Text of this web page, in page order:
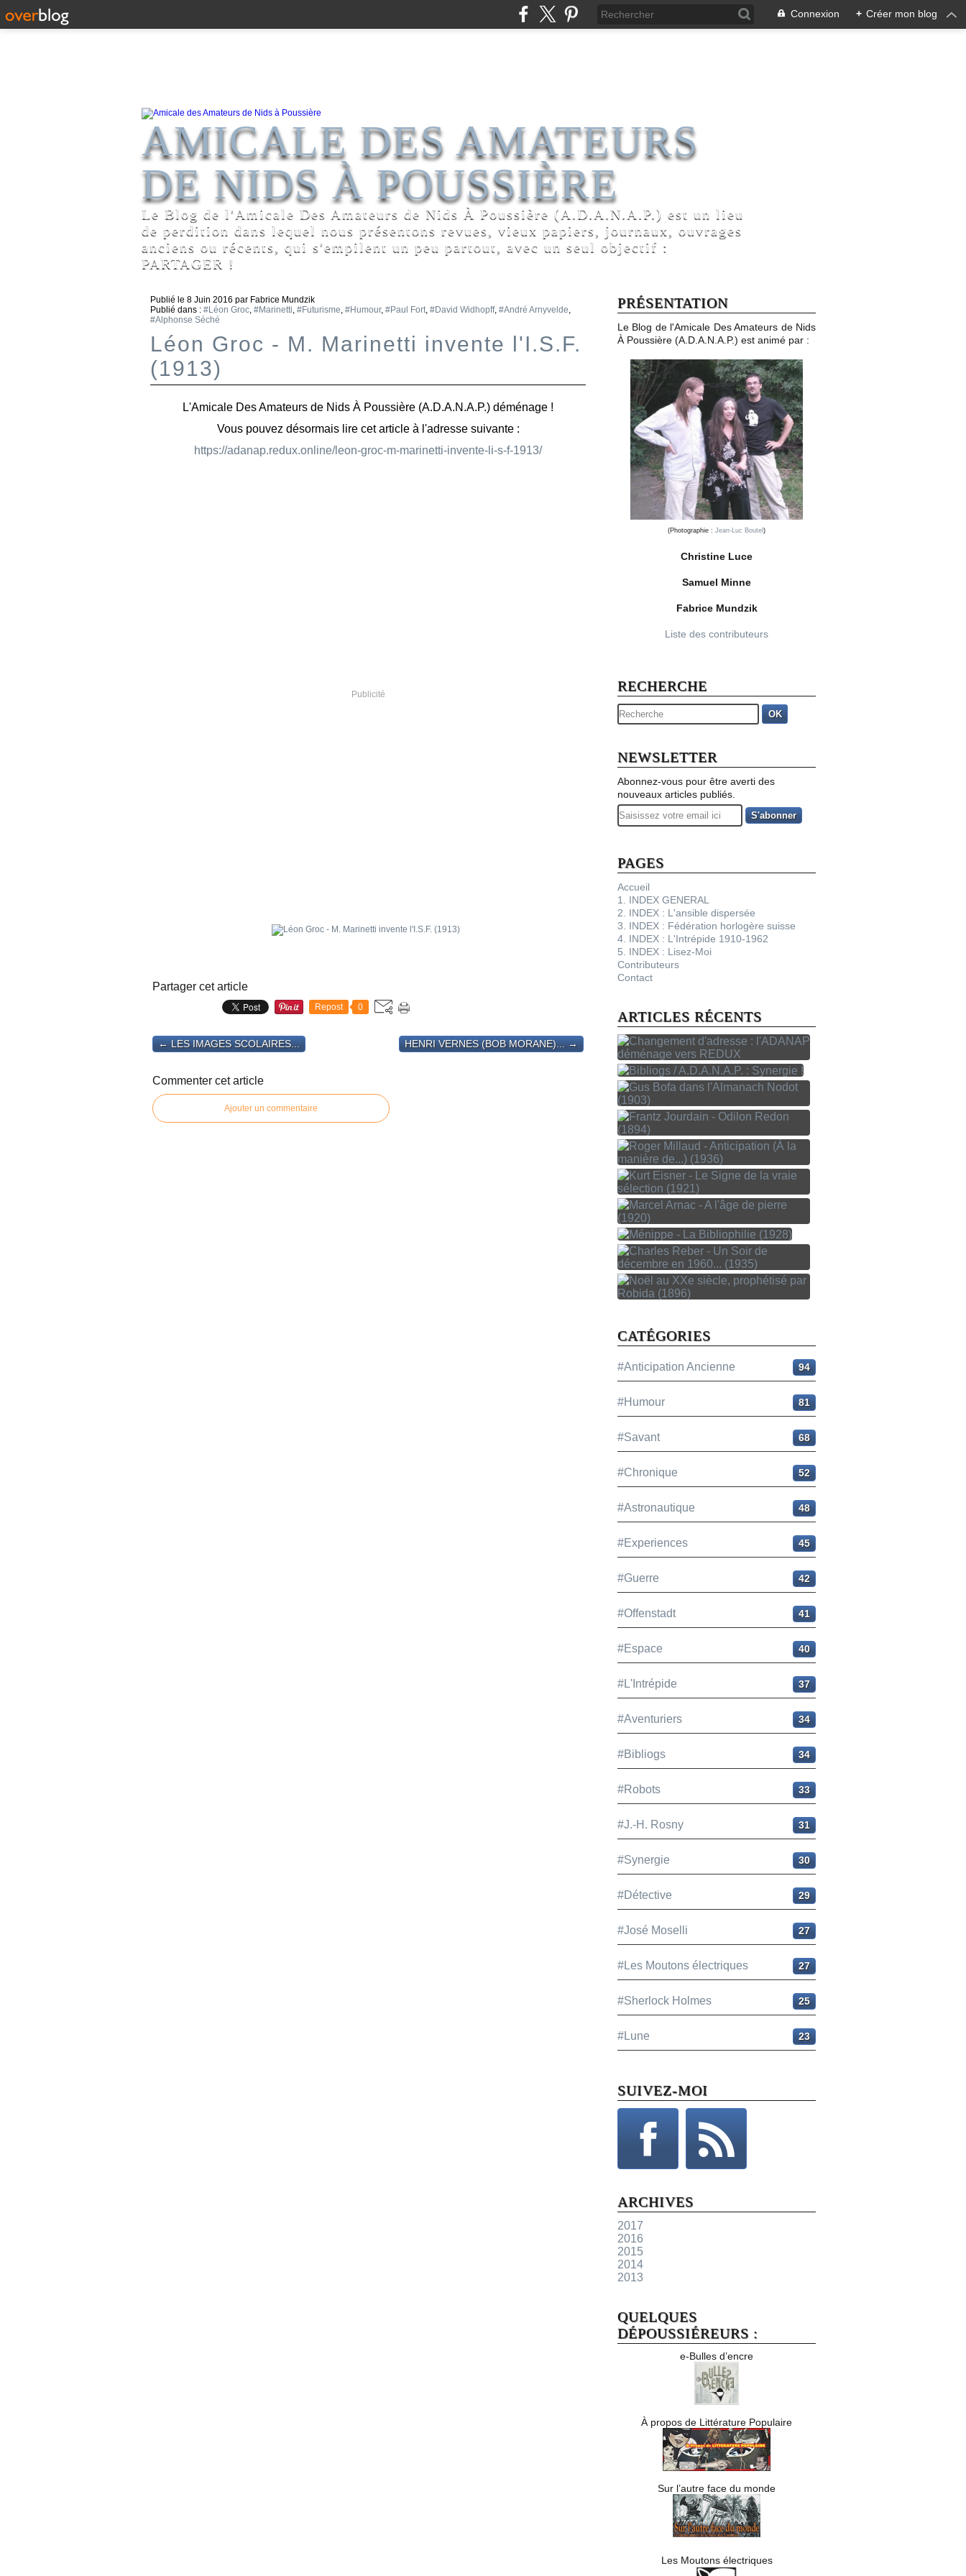
Connexion + Créer mon blog
AMICALE DES AMATEURS
DE NIDS À POUSSIÈRE
Le Blog de l'Amicale Des Amateurs de Nids À Poussière (A.D.A.N.A.P.) est un lieu
de perdition dans lequel nous présentons revues, vieux papiers, journaux, ouvrages
anciens ou récents, qui s'empilent un peu partout, avec un seul objectif :
PARTAGER !
Publié le 8 Juin 2016 par Fabrice Mundzik
Publié dans : #Léon Groc, #Marinetti, #Futurisme, #Humour, #Paul Fort, #David Widhopff, #André Arnyvelde,
#Alphonse Séché
Léon Groc - M. Marinetti invente l'I.S.F.
(1913)
L'Amicale Des Amateurs de Nids À Poussière (A.D.A.N.A.P.) déménage !
Vous pouvez désormais lire cet article à l'adresse suivante :
https://adanap.redux.online/leon-groc-m-marinetti-invente-li-s-f-1913/
Publicité
Partager cet article
Repost 0
← LES IMAGES SCOLAIRES... HENRI VERNES (BOB MORANE)... →
Commenter cet article
Ajouter un commentaire
PRÉSENTATION
Le Blog de l'Amicale Des Amateurs de Nids
À Poussière (A.D.A.N.A.P.) est animé par :
(Photographie : Jean-Luc Boutel )
Christine Luce
Samuel Minne
Fabrice Mundzik
Liste des contributeurs
RECHERCHE
OK
NEWSLETTER
Abonnez-vous pour être averti des
nouveaux articles publiés.
Email
PAGES
Accueil
1. INDEX GENERAL
2. INDEX : L'ansible dispersée
3. INDEX : Fédération horlogère suisse
4. INDEX : L'Intrépide 1910-1962
5. INDEX : Lisez-Moi
Contributeurs
Contact
ARTICLES RÉCENTS
CATÉGORIES
#Anticipation Ancienne 94
#Humour 81
#Savant 68
#Chronique 52
#Astronautique 48
#Experiences 45
#Guerre 42
#Offenstadt 41
#Espace 40
#L'Intrépide 37
#Aventuriers 34
#Bibliogs 34
#Robots 33
#J.-H. Rosny 31
#Synergie 30
#Détective 29
#José Moselli 27
#Les Moutons électriques 27
#Sherlock Holmes 25
#Lune 23
SUIVEZ-MOI
ARCHIVES
2017
2016
2015
2014
2013
QUELQUES
DÉPOUSSIÉREURS :
e-Bulles d’encre
À propos de Littérature Populaire
Sur l’autre face du monde
Les Moutons électriques